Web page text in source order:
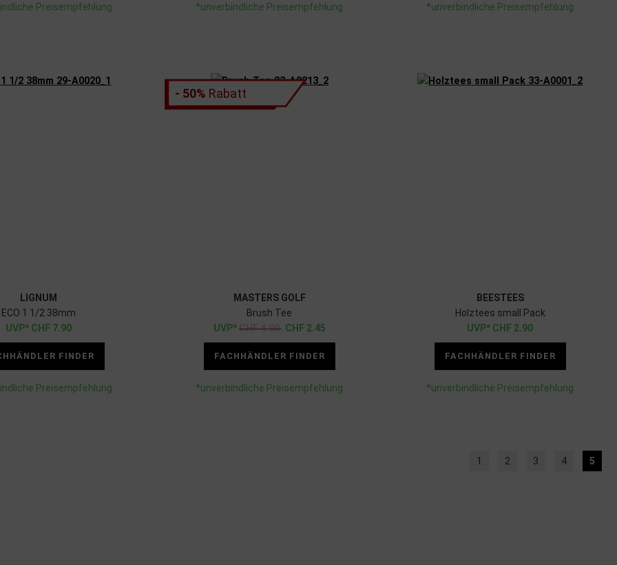
Preisempfehlung *unverbindliche Preisempfehlung *unverbindliche Preisempfehlung
LIGNUM
ECO 1 1/2 38mm
CHF 7.90
FINDER
Preisempfehlung
- 50% Rabatt
MASTERS GOLF
Brush Tee
CHF4.90 CHF 2.45
FACHHÄNDLER FINDER
*unverbindliche Preisempfehlung
BEESTEES
Holztees small Pack
CHF 2.90
FACHHÄNDLER FINDER
*unverbindliche Preisempfehlung
1 2 3 4 5